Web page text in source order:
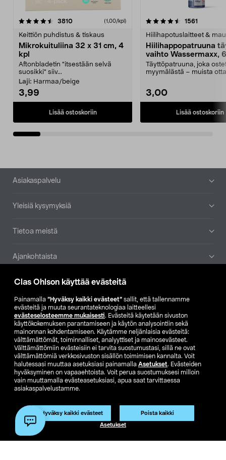
Clas Ohlson käyttää evästeitä
Painamalla ”Hyväksy kaikki evästeet” sallit, että tallennamme
evästeitä ja muuta seurantateknologiaa laitteellesi
evästeselosteemme mukaisesti. Evästeitä käytetään sivuston
käyttökokemuksen parantamiseen ja käytön analysointiin sekä
mainonnan kohdentamiseen. Käytämme neljänlaisia evästeitä:
välttämättömät, toiminnalliset, analyyttiset ja mainosevästeet.
Välttämättömiin evästeisiin ei tarvita suostumustasi, sillä ne ovat
välttämättömiä verkkosivuston sisällön toimimisen kannalta. Voit
halutessasi muuttaa asetuksiasi painamalla Asetukset. Evästeiden
hyväksyminen on vapaaehtoista. Voit perua suostumuksesi milloin
vain muuttamalla evästeasetuksiasi, apua saat tarvittaessa
asiakaspalvelustamme.
Hyväksy kaikki evästeet Poista kaikki
Asetukset
3810arvostelut (1,00/kpl)
Keittiön puhdistus & tiskaus
Mikrokuituliina 32 x 31 cm, 4
kpl
Aftonbladetin "itsestään selvä
suosikki" siiv...
Laji: Harmaa/beige
3,99
Lisää ostoskoriin
4.5viidestä
1561
Hiilihapotuslaitteet &
Hiilihappopatruuna
vaihto Wassermaxx,
Täyttöpatruuna, joka
myymälästä – muista
3,00
Lisää ostoskoriin
4.5viidestä
Alatunniste
Asiakaspalvelu
Yleisiä kysymyksiä
Tietoa meistä
Ajankohtaista
Muut yrityksemme
Etsi myymälä
SE NO FI
FI SV
Club Clas Ostoehdot
Tietosuojaseloste
Näytä hinnat ilman ALV:a